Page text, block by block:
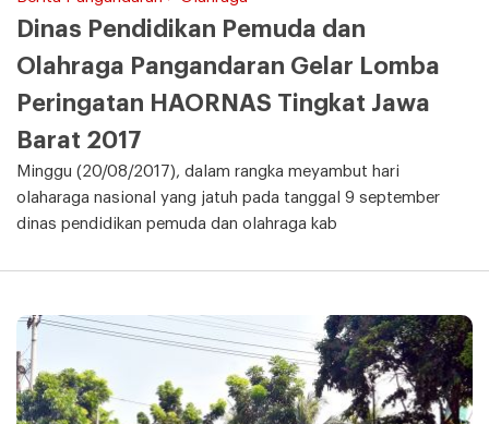
Dinas Pendidikan Pemuda dan
Olahraga Pangandaran Gelar Lomba
Peringatan HAORNAS Tingkat Jawa
Barat 2017
Minggu (20/08/2017), dalam rangka meyambut hari
olaharaga nasional yang jatuh pada tanggal 9 september
dinas pendidikan pemuda dan olahraga kab